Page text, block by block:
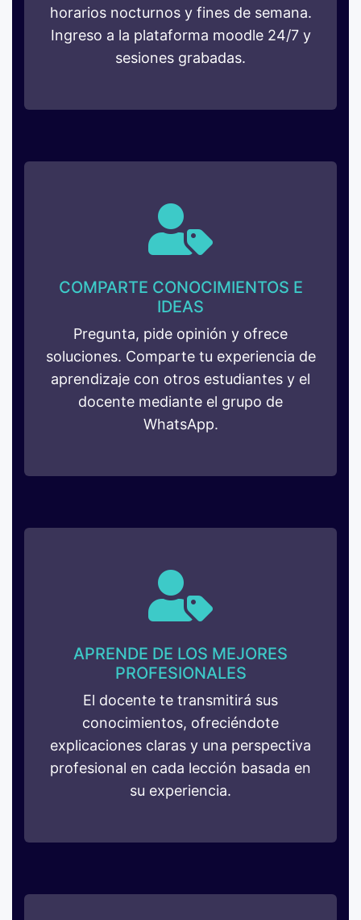
horarios nocturnos y fines de semana.
Ingreso a la plataforma moodle 24/7 y
sesiones grabadas.
COMPARTE CONOCIMIENTOS E
IDEAS
Pregunta, pide opinión y ofrece
soluciones. Comparte tu experiencia de
aprendizaje con otros estudiantes y el
docente mediante el grupo de
WhatsApp.
APRENDE DE LOS MEJORES
PROFESIONALES
El docente te transmitirá sus
conocimientos, ofreciéndote
explicaciones claras y una perspectiva
profesional en cada lección basada en
su experiencia.